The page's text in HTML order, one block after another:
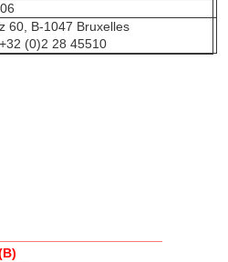
60, B-1047 Bruxelles
(0)2 28 45510